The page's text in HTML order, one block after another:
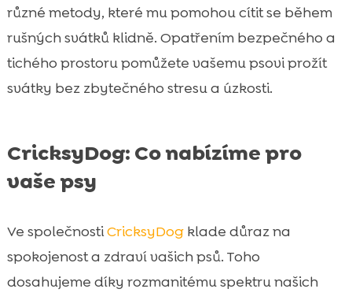
různé metody, které mu pomohou cítit se během
rušných svátků klidně. Opatřením bezpečného a
tichého prostoru pomůžete vašemu psovi prožít
svátky bez zbytečného stresu a úzkosti.
CricksyDog: Co nabízíme pro
vaše psy
Ve společnostiCricksyDogklade důraz na
spokojenost a zdraví vašich psů. Toho
dosahujeme díky rozmanitému spektru našich